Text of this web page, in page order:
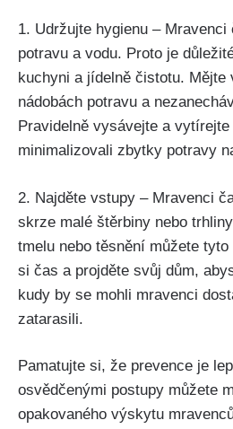
1. Udržujte hygienu –
potravu a vodu. Proto‍ je
kuchyni a jídelně čistotu. Mějte
nádobách potravu a
Pravidelně vysávejte ‍a
minimalizovali zbytky potravy⁣
2. ​Najděte vstupy – Mravenci
skrze malé‌ štěrbiny nebo
tmelu nebo těsnění⁤ můžete
si čas a⁢ projděte svůj dům,
kudy by se mohli mravenci
zatarasili.
Pamatujte ​si, že prevence je
osvědčenými ⁢postupy můžete
opakovaného výskytu